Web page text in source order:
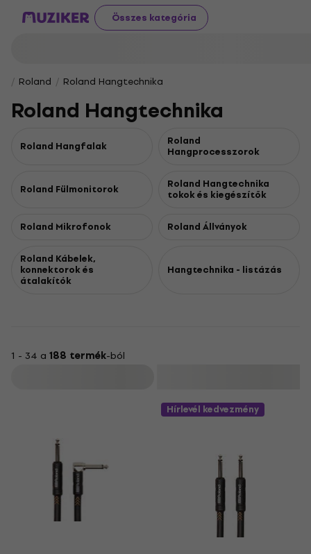
Összes kategória
Roland Roland Hangtechnika
Roland Hangtechnika
Roland Hangfalak Roland
Hangprocesszorok
Roland Fülmonitorok Roland Hangtechnika
tokok és kiegészítők
Roland Mikrofonok Roland Állványok
Roland Kábelek,
konnektorok és
átalakítók
Hangtechnika - listázás
1 - 34 a 188 termék-ból
Hírlevél kedvezmény